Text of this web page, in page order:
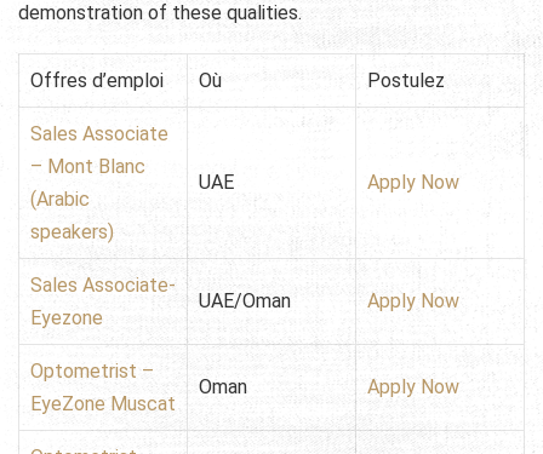
demonstration of these qualities.
Offres d’emploi Où Postulez
Sales Associate
– Mont Blanc
(Arabic
speakers)
UAE Apply Now
Sales Associate-
Eyezone
UAE/Oman Apply Now
Optometrist –
EyeZone Muscat
Oman Apply Now